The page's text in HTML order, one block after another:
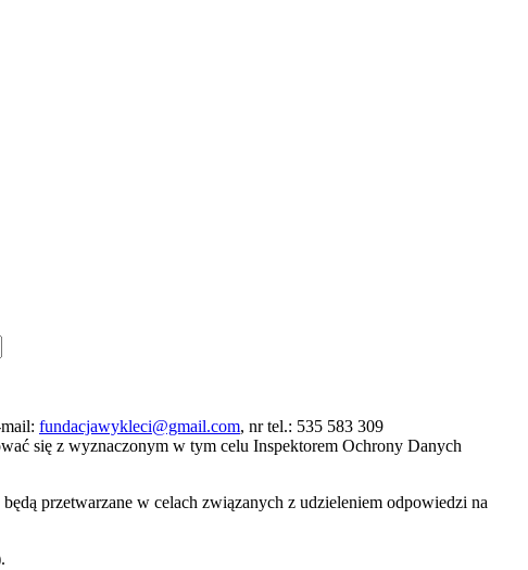
fundacjawykleci@gmail.com, nr tel.: 535 583 309
się z wyznaczonym w tym celu Inspektorem Ochrony Danych
przetwarzane w celach związanych z udzieleniem odpowiedzi na